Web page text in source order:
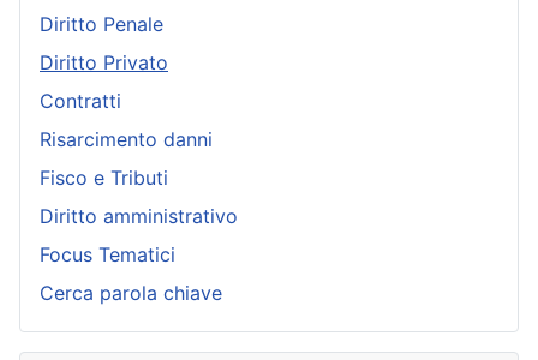
Diritto Penale
Diritto Privato
Contratti
Risarcimento danni
Fisco e Tributi
Diritto amministrativo
Focus Tematici
Cerca parola chiave